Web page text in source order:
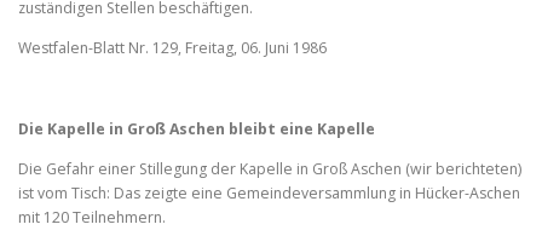
zuständigen Stellen beschäftigen.
Westfalen-Blatt Nr. 129, Freitag, 06. Juni 1986
Die Kapelle in Groß Aschen bleibt eine Kapelle
Die Gefahr einer Stillegung der Kapelle in Groß Aschen (wir berichteten)
ist vom Tisch: Das zeigte eine Gemeindeversammlung in Hücker-Aschen
mit 120 Teilnehmern.